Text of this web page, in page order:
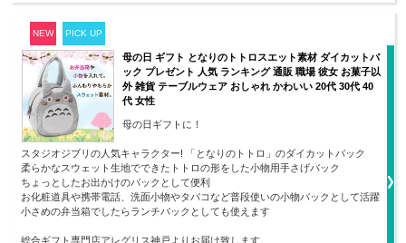
NEW PICK UP
母の日 ギフト となりのトトロスエット素材 ダイカットバ
ック プレゼント 人気 ランキング 通販 職場 彼女 お菓子以
外 雑貨 テーブルウェア おしゃれ かわいい 20代 30代 40
代 女性
母の日ギフトに！
スタジオジブリの人気キャラクター! 「となりのトトロ」のダイカットバック
柔らかなスウェット生地でできたトトロの形をした小物用手さげバック
ちょっとしたお出かけのバックとして便利
お化粧道具や携帯電話、洗面小物やタバコなど普段使いの小物バックとして活躍
小さめの弁当箱でしたらランチバックとしても使えます
総合ギフト専門店アレグリス神戸よりお届け致します。